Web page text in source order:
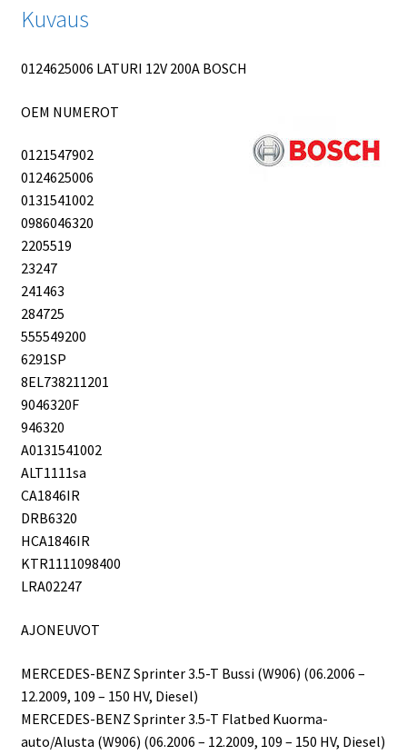
Kuvaus
0124625006 LATURI 12V 200A BOSCH
OEM NUMEROT
0121547902
0124625006
0131541002
0986046320
2205519
23247
241463
284725
555549200
6291SP
8EL738211201
9046320F
946320
A0131541002
ALT1111sa
CA1846IR
DRB6320
HCA1846IR
KTR1111098400
LRA02247
AJONEUVOT
MERCEDES-BENZ Sprinter 3.5-T Bussi (W906) (06.2006 –
12.2009, 109 – 150 HV, Diesel)
MERCEDES-BENZ Sprinter 3.5-T Flatbed Kuorma-
auto/Alusta (W906) (06.2006 – 12.2009, 109 – 150 HV, Diesel)